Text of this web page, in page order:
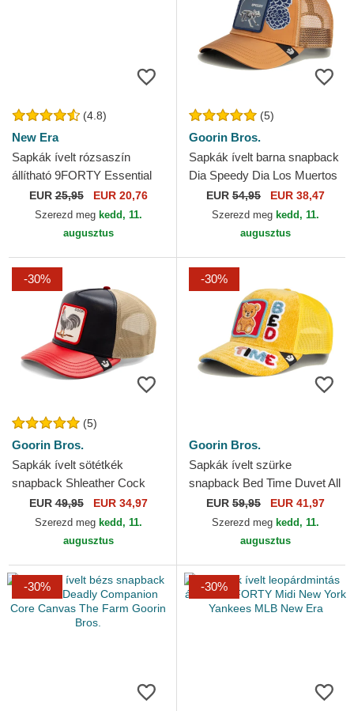
(4.8)
New Era
Sapkák ívelt rózsaszín
állítható 9FORTY Essential
New York Yankees MLB
New Era
EUR25,95 EUR 20,76
Szerezd meg kedd, 11.
augusztus
(5)
Goorin Bros.
Sapkák ívelt barna snapback
Dia Speedy Dia Los Muertos
The Farm Goorin Bros.
EUR 54,95 EUR 38,47
Szerezd meg kedd, 11.
augusztus
-30%
(5)
Goorin Bros.
Sapkák ívelt sötétkék
snapback Shleather Cock
The Farm Goorin Bros.
EUR49,95 EUR 34,97
Szerezd meg kedd, 11.
augusztus
-30%
Goorin Bros.
Sapkák ívelt szürke
snapback Bed Time Duvet All
Det Happy Thoughts The
Farm Goorin Bros.
EUR 59,95 EUR 41,97
Szerezd meg kedd, 11.
augusztus
-30% -30%